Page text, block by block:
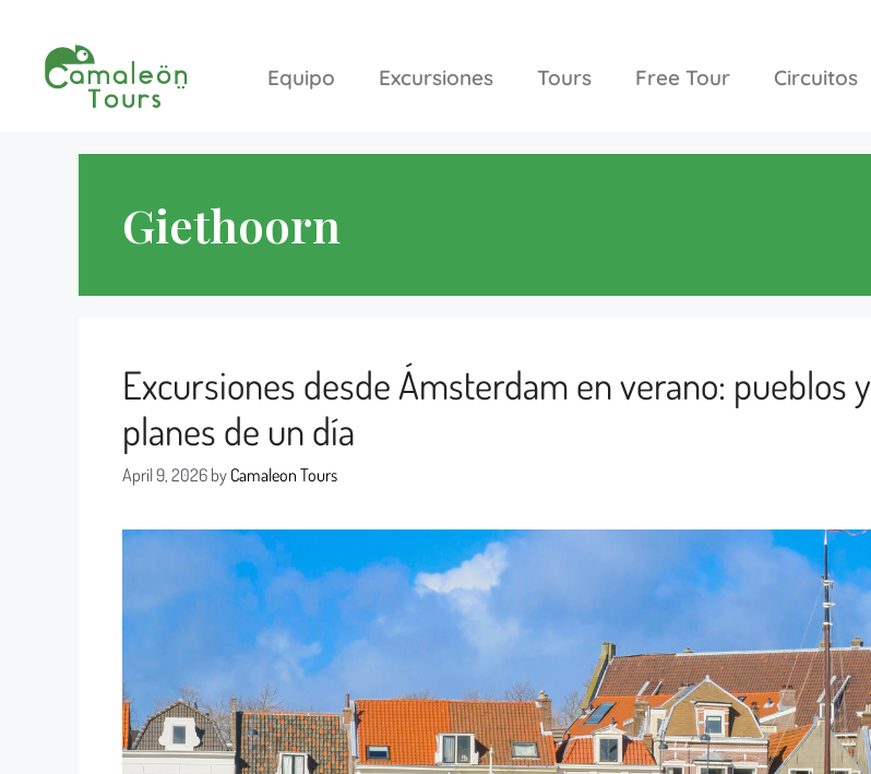
Equipo Excursiones Tours Free Tour Circuitos
Giethoorn
Excursiones desde Ámsterdam en verano: pueblos y
planes de un día
April 9, 2026byCamaleon Tours